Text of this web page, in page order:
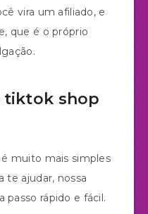
vira um afiliado, e
que é o próprio
tiktok shop
muito mais simples
te ajudar, nossa
passo rápido e fácil.